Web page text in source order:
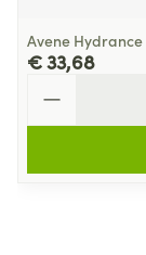
Avene
€ 33,68